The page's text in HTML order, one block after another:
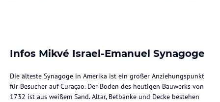
Infos Mikvé Israel-Emanuel Synagoge
Die älteste Synagoge in Amerika ist ein großer Anziehungspunkt
für Besucher auf Curaçao. Der Boden des heutigen Bauwerks von
1732 ist aus weißem Sand. Altar, Betbänke und Decke bestehen